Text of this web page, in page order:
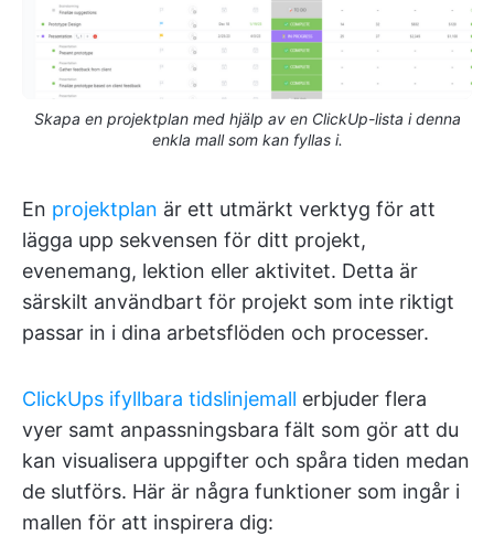
Skapa en projektplan med hjälp av en ClickUp-lista i denna
enkla mall som kan fyllas i.
En projektplan är ett utmärkt verktyg för att
lägga upp sekvensen för ditt projekt,
evenemang, lektion eller aktivitet. Detta är
särskilt användbart för projekt som inte riktigt
passar in i dina arbetsflöden och processer.
ClickUps ifyllbara tidslinjemall erbjuder flera
vyer samt anpassningsbara fält som gör att du
kan visualisera uppgifter och spåra tiden medan
de slutförs. Här är några funktioner som ingår i
mallen för att inspirera dig: